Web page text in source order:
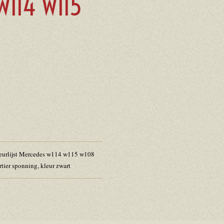
Mercedes w114 w115 w108
sponning, kleur zwart